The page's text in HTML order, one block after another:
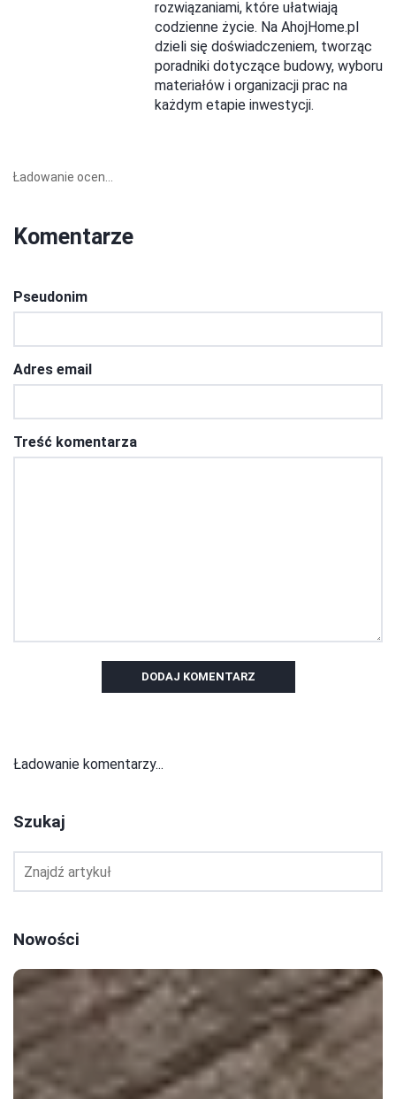
rozwiązaniami, które ułatwiają
codzienne życie. Na AhojHome.pl
dzieli się doświadczeniem, tworząc
poradniki dotyczące budowy, wyboru
materiałów i organizacji prac na
każdym etapie inwestycji.
Ładowanie ocen...
Komentarze
Pseudonim
Adres email
Treść komentarza
DODAJ KOMENTARZ
Ładowanie komentarzy...
Szukaj
Nowości